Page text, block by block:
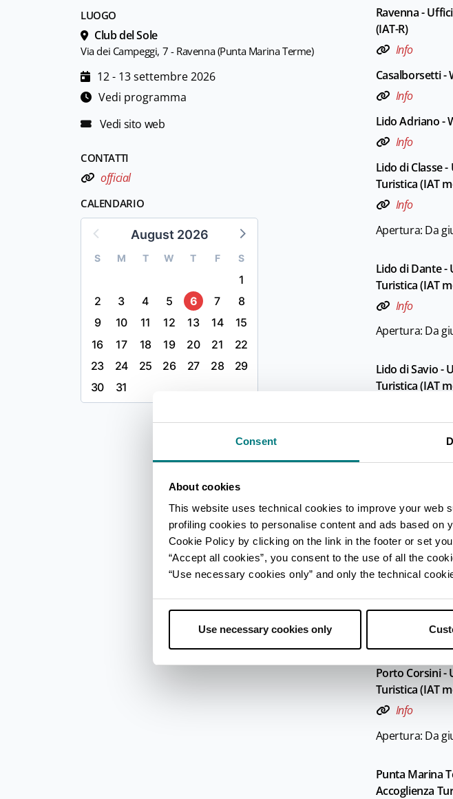
Consent
About cookies
This website uses technical cookies to improve your web
profiling cookies to personalise content and ads based
Cookie Policy by clicking on the link in the footer or set
“Accept all cookies”, you consent to the use of all the
“Use necessary cookies only” and only the technical
Use necessary cookies only
LUOGO
Club del Sole
Via dei Campeggi, 7 - Ravenna (Punta Marina Terme)
12 - 13 settembre 2026
Vedi programma
Vedi sito web
CONTATTI
official
CALENDARIO
August 2026
S M T W T F S
1
2
3 4 5 6 7
8
9
10 11 12 13 14
15
16
17 18 19 20 21
22
23
24 25 26 27 28
29
30
31
Ravenna -
(IAT-R)
Info
Casalborsetti -
Info
Lido Adriano -
Info
Lido di Classe
Turistica (IAT
Info
Apertura: Da
Lido di Dante -
Turistica (IAT
Info
Apertura: Da
Lido di Savio -
Turistica (IAT
Info
Apertura: Da
Marina
Info
Apertura: Da
Porto Corsini -
Turistica (IAT
Info
Apertura: Da
Punta Marina
Accoglienza